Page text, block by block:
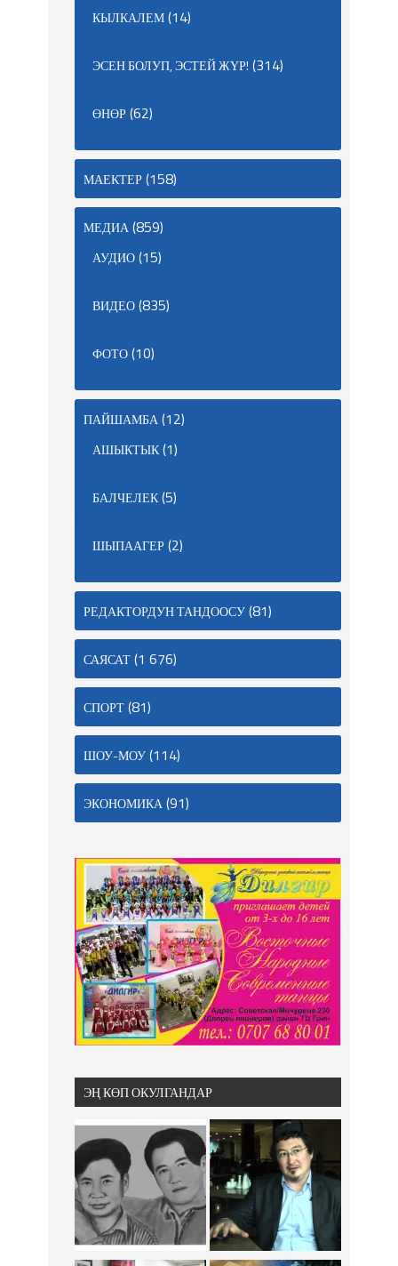
КЫЛКАЛЕМ(14)
ЭСЕН БОЛУП, ЭСТЕЙ ЖҮР! (314)
ӨНӨР(62)
МАЕКТЕР(158)
МЕДИА(859)
АУДИО(15)
ВИДЕО(835)
ФОТО(10)
ПАЙШАМБА(12)
АШЫКТЫК(1)
БАЛЧЕЛЕК(5)
ШЫПААГЕР(2)
РЕДАКТОРДУН ТАНДООСУ(81)
САЯСАТ(1 676)
СПОРТ(81)
ШОУ-МОУ(114)
ЭКОНОМИКА(91)
ЭҢ КӨП ОКУЛГАНДАР